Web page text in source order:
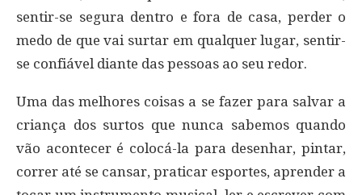
sentir-se segura dentro e fora de casa, perder o
medo de que vai surtar em qualquer lugar, sentir-
se confiável diante das pessoas ao seu redor.
Uma das melhores coisas a se fazer para salvar a
criança dos surtos que nunca sabemos quando
vão acontecer é colocá-la para desenhar, pintar,
correr até se cansar, praticar esportes, aprender a